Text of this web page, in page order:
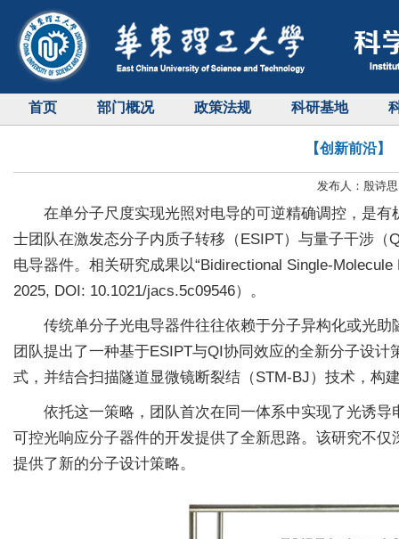
首页 部门概况 政策法规 科研基地
【创新前沿
发布人：殷诗
在单分子尺度实现光照对电导的可逆精确调控，是
士团队在激发态分子内质子转移（ESIPT）与量子干涉
电导器件。相关研究成果以“Bidirectional Single-
2025, DOI: 10.1021/jacs.5c09546）。
传统单分子光电导器件往往依赖于分子异构化或光
团队提出了一种基于ESIPT与QI协同效应的全新分子设
式，并结合扫描隧道显微镜断裂结（STM-BJ）技术，构
依托这一策略，团队首次在同一体系中实现了光诱
可控光响应分子器件的开发提供了全新思路。该研究不
提供了新的分子设计策略。